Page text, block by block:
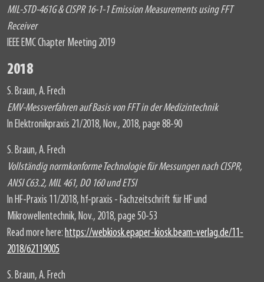
MIL-STD-461G & CISPR 16-1-1 Emission Measurements using FFT
Receiver
IEEE EMC Chapter Meeting 2019
2018
S. Braun, A. Frech
EMV-Messverfahren auf Basis von FFT in der Medizintechnik
In Elektronikpraxis 21/2018, Nov., 2018, page 88-90
S. Braun, A. Frech
Vollständig normkonforme Technologie für Messungen nach CISPR,
ANSI C63.2, MIL 461, DO 160 und ETSI
In HF-Praxis 11/2018, hf-praxis - Fachzeitschrift für HF und
Mikrowellentechnik, Nov., 2018, page 50-53
Read more here: https://webkiosk.epaper-kiosk.beam-verlag.de/11-
2018/62119005
S. Braun, A. Frech